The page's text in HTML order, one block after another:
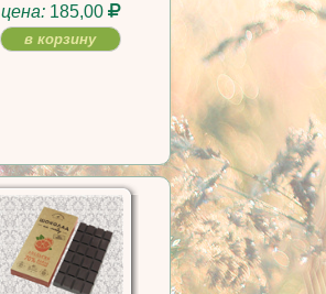
цена:185,00
в корзину